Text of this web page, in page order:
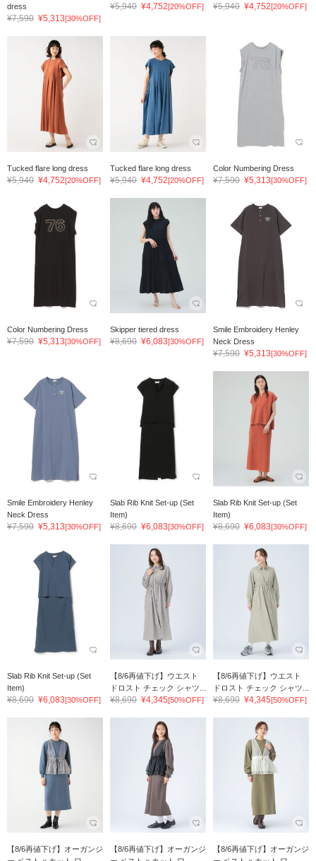
dress
¥7,590 ¥5,313[30%OFF]
¥5,940 ¥4,752[20%OFF] ¥5,940 ¥4,752[20%OFF]
Tucked flare long dress
¥5,940 ¥4,752[20%OFF]
Tucked flare long dress
¥5,940 ¥4,752[20%OFF]
Color Numbering Dress
¥7,590 ¥5,313[30%OFF]
Color Numbering Dress
¥7,590 ¥5,313[30%OFF]
Skipper tiered dress
¥8,690 ¥6,083[30%OFF]
Smile Embroidery Henley
Neck Dress
¥7,590 ¥5,313[30%OFF]
Smile Embroidery Henley
Neck Dress
¥7,590 ¥5,313[30%OFF]
Slab Rib Knit Set-up (Set
Item)
¥8,690 ¥6,083[30%OFF]
Slab Rib Knit Set-up (Set
Item)
¥8,690 ¥6,083[30%OFF]
Slab Rib Knit Set-up (Set
Item)
¥8,690 ¥6,083[30%OFF]
【8/6再値下げ】ウエスト
ドロスト チェック シャツ...
¥8,690 ¥4,345[50%OFF]
【8/6再値下げ】ウエスト
ドロスト チェック シャツ...
¥8,690 ¥4,345[50%OFF]
【8/6再値下げ】オーガンジ
【8/6再値下げ】オーガンジ
【8/6再値下げ】オーガンジ